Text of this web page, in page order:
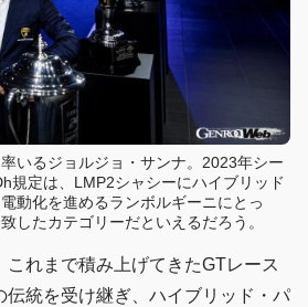
いるジョルジョ・サンナ。2023年シー
規定は、LMP2シャシーにハイブリッド
動化を進めるランボルギーニにとっ
したカテゴリーだといえるだろう。
これまで積み上げてきたGTレース
伝統を受け継ぎ、ハイブリッド・パ